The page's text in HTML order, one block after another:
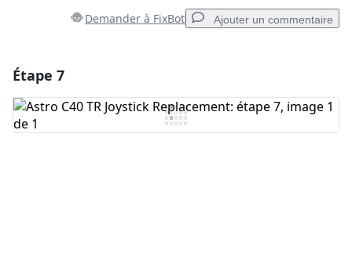
Demander à FixBot Ajouter un commentaire
Ajouter un commentaire
Étape 7